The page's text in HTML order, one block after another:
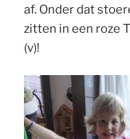
af. Onder dat
zitten in een roze
(v)!